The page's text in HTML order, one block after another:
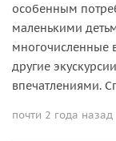
особенным
маленькими
многочисленные
другие
впечатлениями.
почти 2 года назад